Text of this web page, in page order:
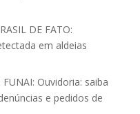
DE FATO:
em aldeias
FUNAI: Ouvidoria: saiba
e pedidos de